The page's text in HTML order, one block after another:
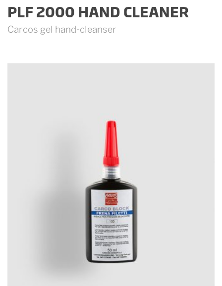
PLF 2000 HAND CLEANER
Carcos gel hand-cleanser